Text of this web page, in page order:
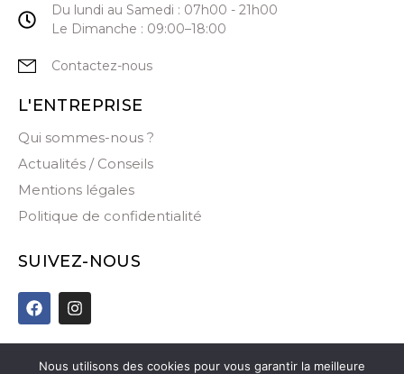
Du lundi au Samedi : 07h00 - 21h00
Le Dimanche : 09:00–18:00
Contactez-nous
L'ENTREPRISE
Qui sommes-nous ?
Actualités / Conseils
Mentions légales
Politique de confidentialité
SUIVEZ-NOUS
Nous utilisons des cookies pour vous garantir la meilleure